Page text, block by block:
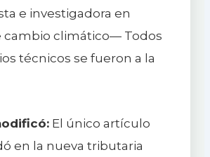
e investigadora en
cambio climático— Todos
técnicos se fueron a la
El único artículo
en la nueva tributaria